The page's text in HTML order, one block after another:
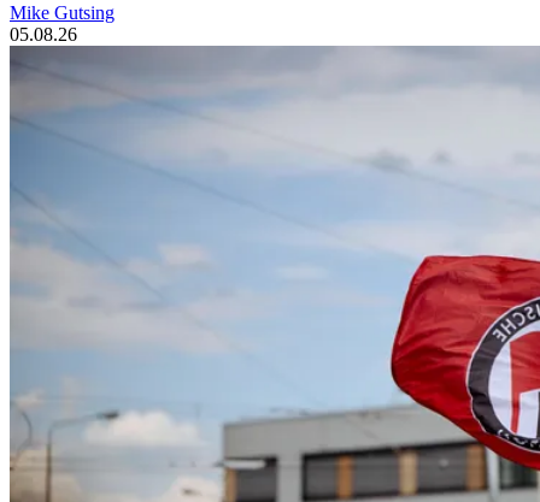
Mike Gutsing
05.08.26